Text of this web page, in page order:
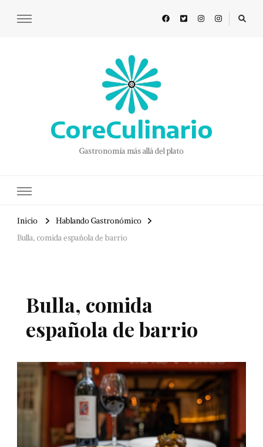
CoreCulinario
Gastronomía más allá del plato
Inicio
Hablando Gastronómico
Bulla, comida española de barrio
Bulla, comida
española de barrio